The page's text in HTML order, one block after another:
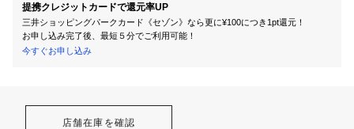
提携クレジットカードで還元率UP
三井ショッピングパークカード《セゾン》なら更に¥100につき1pt還元！
お申し込み完了後、最短５分でご利用可能！
今すぐお申し込み
店舗在庫を確認